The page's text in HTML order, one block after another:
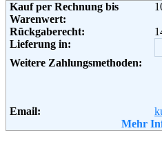
Adresse:
Telefon:
Kauf per Rechnung bis
Warenwert:
Rückgaberecht:
Lieferung in:
Weitere Zahlungsmethoden:
Email:
Mehr